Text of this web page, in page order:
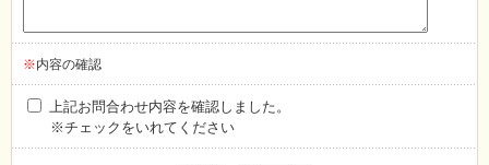
※内容の確認
上記お問合わせ内容を確認しました。
※チェックをいれてください